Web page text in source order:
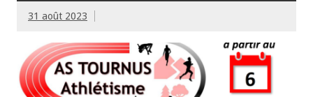
31 août 2023